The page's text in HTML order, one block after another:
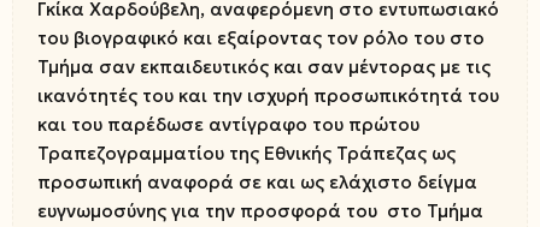
Γκίκα Χαρδούβελη, αναφερόμενη στο εντυπωσιακό
του βιογραφικό και εξαίροντας τον ρόλο του στο
Τμήμα σαν εκπαιδευτικός και σαν μέντορας με τις
ικανότητές του και την ισχυρή προσωπικότητά του
και του παρέδωσε αντίγραφο του πρώτου
Τραπεζογραμματίου της Εθνικής Τράπεζας ως
προσωπική αναφορά σε και ως ελάχιστο δείγμα
ευγνωμοσύνης για την προσφορά του στο Τμήμα